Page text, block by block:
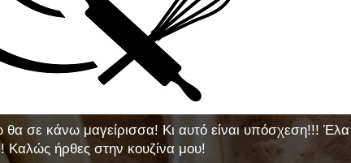
θα σε κάνω μαγείρισσα! Κι αυτό είναι υπόσχεση!!!
Καλώς ήρθες στην κουζίνα μου!